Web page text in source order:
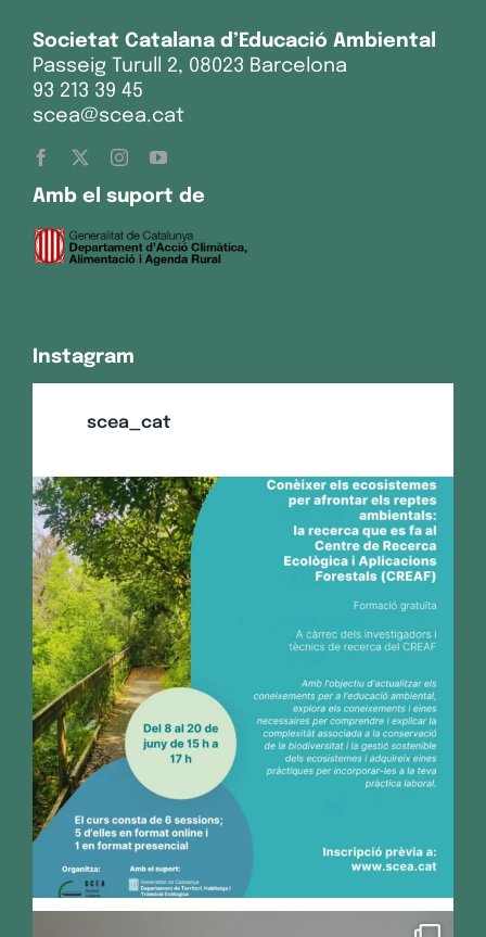
Societat Catalana d’Educació Ambiental
Passeig Turull 2, 08023 Barcelona
93 213 39 45
scea@scea.cat
Amb el suport de
Instagram
scea_cat